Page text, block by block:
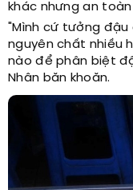
khác nhưng an
"Mình cứ tưởng
nguyên chất nhiều
nào để phân biệt
Nhân băn khoăn.